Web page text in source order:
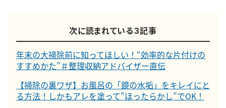
次に読まれている３記事
年末の大掃除前に知ってほしい！“効率的な片付けの
すすめかた”＃整理収納アドバイザー直伝
【掃除の裏ワザ】お風呂の「鏡の水垢」をキレイにと
る方法！しかもアレを塗って”ほったらかし”でOK！